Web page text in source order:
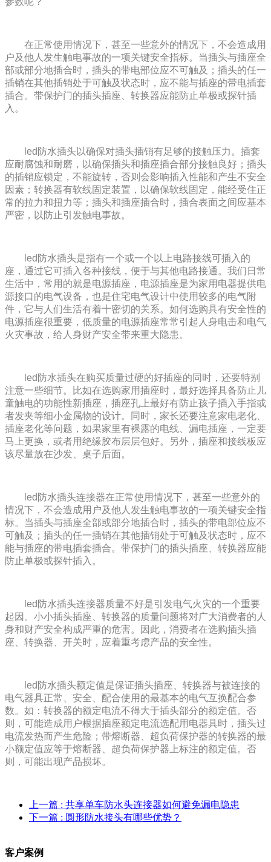
在正常使用情况下，甚至一些意外的情况下，不会造成用
户及他人发生触电事故的一项关键安全指标。当插头与插座全
部或部分地插合时，插头的带电部位应不可触及；插头的任一
插销在其他插销处于可触及状态时，应不能与插座的带电插套
插合。带保护门的插头插座、转换器应能防止单极或探针插
入。
led防水插头以确保对插头插销有足够的接触压力。插套
应耐腐蚀和耐磨，以确保插头和插座插合部分接触良好；插头
的插销应锁定，不能旋转，否则会影响插入性能和产生不安全
因素；转换器有软线固定装置，以确保软线固定，能经受住正
常的拉力和扭力等；插头和插座插合时，插合表面之间应基本
严密，以防止引发触电事故。
led防水插头是指有一个或一个以上电路接线可插入的
座，通过它可插入各种接线，便于与其他电路接通。我们日常
生活中，常用的就是电源插座，电源插座是为家用电器提供电
源接口的电气设备，也是住宅电气设计中使用较多的电气附
件，它与人们生活有着十密切的关系。如何选购具有安全性的
电源插座很重要，低质量的电源插座常常引起人身电击和电气
火灾事故，给人身财产安全带来重大隐患。
led防水插头在购买质量过硬的好插座的同时，还要特别
注意一些细节。比如在选购家用插座时，最好选择具备防止儿
童触电的功能性新插座，插座孔上最好有防止孩子插入手指或
者发夹等细小金属物的设计。同时，家长还要注意家电老化、
插座老化等问题，如果家里有裸露的电线、漏电插座，一定要
马上更换，或者用绝缘胶布层层包好。另外，插座和接线板应
该尽量放在沙发、桌子后面。
led防水插头连接器在正常使用情况下，甚至一些意外的
情况下，不会造成用户及他人发生触电事故的一项关键安全指
标。当插头与插座全部或部分地插合时，插头的带电部位应不
可触及；插头的任一插销在其他插销处于可触及状态时，应不
能与插座的带电插套插合。带保护门的插头插座、转换器应能
防止单极或探针插入。
led防水插头连接器质量不好是引发电气火灾的一个重要
起因。小小插头插座、转换器的质量问题将对广大消费者的人
身和财产安全构成严重的危害。因此，消费者在选购插头插
座、转换器、开关时，应着重考虑产品的安全性。
led防水插头额定值是保证插头插座、转换器与被连接的
电气器具正常、安全、配合使用的最基本的电气互换配合参
数。如：转换器的额定电流不得大于插头部分的额定值。否
则，可能造成用户根据插座额定电流选配用电器具时，插头过
电流发热而产生危险；带熔断器、超负荷保护器的转换器的最
小额定值应等于熔断器、超负荷保护器上标注的额定值。否
则，可能出现产品损坏。
上一篇 : 共享单车防水头连接器如何避免漏电隐患
下一篇 : 圆形防水接头有哪些优势？
客户案例